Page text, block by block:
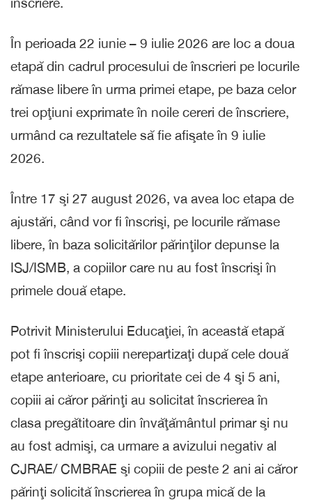
În perioada 22 iunie – 9 iulie 2026 are loc a doua
etapă din cadrul procesului de înscrieri pe locurile
rămase libere în urma primei etape, pe baza celor
trei opţiuni exprimate în noile cereri de înscriere,
urmând ca rezultatele să fie afişate în 9 iulie
2026.
Între 17 şi 27 august 2026, va avea loc etapa de
ajustări, când vor fi înscrişi, pe locurile rămase
libere, în baza solicitărilor părinţilor depunse la
ISJ/ISMB, a copiilor care nu au fost înscrişi în
primele două etape.
Potrivit Ministerului Educaţiei, în această etapă
pot fi înscrişi copiii nerepartizaţi după cele două
etape anterioare, cu prioritate cei de 4 şi 5 ani,
copiii ai căror părinţi au solicitat înscrierea în
clasa pregătitoare din învăţământul primar şi nu
au fost admişi, ca urmare a avizului negativ al
CJRAE/ CMBRAE şi copiii de peste 2 ani ai căror
părinţi solicită înscrierea în grupa mică de la